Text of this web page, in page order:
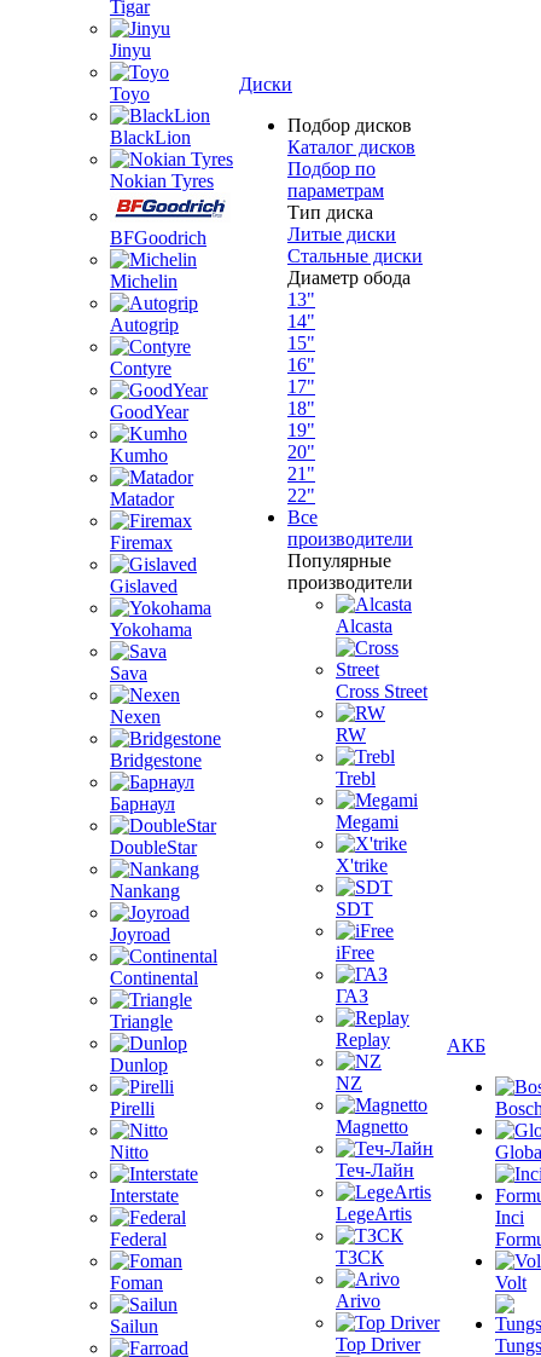
Tigar
Jinyu
Toyo
BlackLion
Nokian Tyres
BFGoodrich
Michelin
Autogrip
Contyre
GoodYear
Kumho
Matador
Firemax
Gislaved
Yokohama
Sava
Nexen
Bridgestone
Барнаул
DoubleStar
Nankang
Joyroad
Continental
Triangle
Dunlop
Pirelli
Nitto
Interstate
Federal
Foman
Sailun
Диски
Подбор дисков
Каталог дисков
Подбор по
параметрам
Тип диска
Литые диски
Стальные диски
Диаметр обода
13"
14"
15"
16"
17"
18"
19"
20"
21"
22"
Все
производители
Популярные
производители
Alcasta
Cross Street
RW
Trebl
Megami
X'trike
SDT
iFree
ГАЗ
Replay
NZ
Magnetto
Теч-Лайн
LegeArtis
ТЗСК
Arivo
Top Driver
АКБ
Inci
Volt